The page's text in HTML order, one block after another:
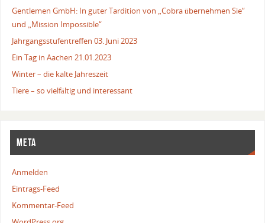
Gentlemen GmbH: In guter Tardition von „Cobra übernehmen Sie“
und „Mission Impossible“
Jahrgangsstufentreffen 03. Juni 2023
Ein Tag in Aachen 21.01.2023
Winter – die kalte Jahreszeit
Tiere – so vielfältig und interessant
META
Anmelden
Eintrags-Feed
Kommentar-Feed